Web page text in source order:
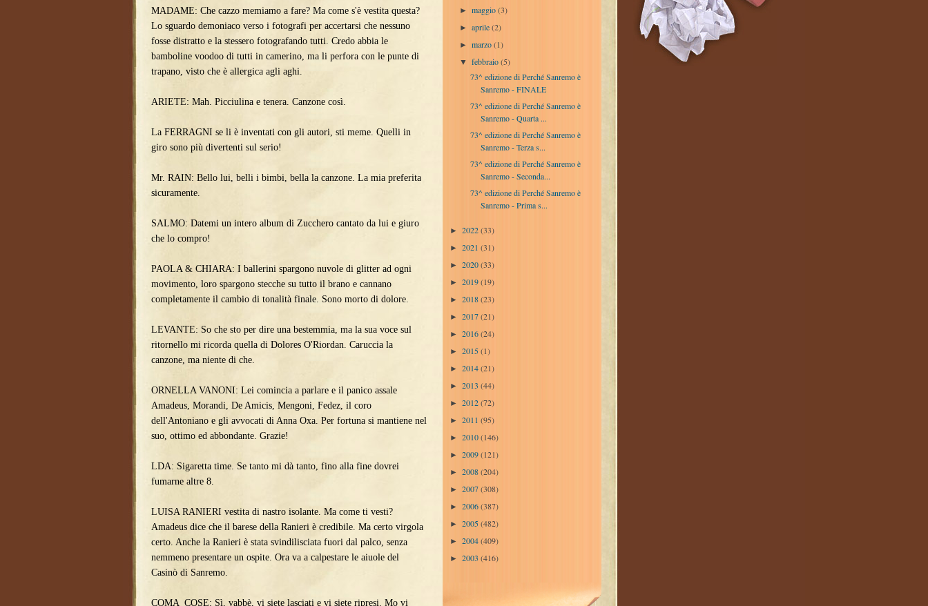
MADAME: Che cazzo memiamo a fare? Ma come s'è vestita questa?
Lo sguardo demoniaco verso i fotografi per accertarsi che nessuno
fosse distratto e la stessero fotografando tutti. Credo abbia le
bamboline voodoo di tutti in camerino, ma li perfora con le punte di
trapano, visto che è allergica agli aghi.
ARIETE: Mah. Picciulina e tenera. Canzone così.
La FERRAGNI se li è inventati con gli autori, sti meme. Quelli in
giro sono più divertenti sul serio!
Mr. RAIN: Bello lui, belli i bimbi, bella la canzone. La mia preferita
sicuramente.
SALMO: Datemi un intero album di Zucchero cantato da lui e giuro
che lo compro!
PAOLA & CHIARA: I ballerini spargono nuvole di glitter ad ogni
movimento, loro spargono stecche su tutto il brano e cannano
completamente il cambio di tonalità finale. Sono morto di dolore.
LEVANTE: So che sto per dire una bestemmia, ma la sua voce sul
ritornello mi ricorda quella di Dolores O'Riordan. Caruccia la
canzone, ma niente di che.
ORNELLA VANONI: Lei comincia a parlare e il panico assale
Amadeus, Morandi, De Amicis, Mengoni, Fedez, il coro
dell'Antoniano e gli avvocati di Anna Oxa. Per fortuna si mantiene nel
suo, ottimo ed abbondante. Grazie!
LDA: Sigaretta time. Se tanto mi dà tanto, fino alla fine dovrei
fumarne altre 8.
LUISA RANIERI vestita di nastro isolante. Ma come ti vesti?
Amadeus dice che il barese della Ranieri è credibile. Ma certo virgola
certo. Anche la Ranieri è stata svindilisciata fuori dal palco, senza
nemmeno presentare un ospite. Ora va a calpestare le aiuole del
Casinò di Sanremo.
COMA_COSE: Sì, vabbè, vi siete lasciati e vi siete ripresi. Mo vi
►maggio(3)
►aprile(2)
►marzo(1)
▼febbraio(5)
73^ edizione di Perché Sanremo è
Sanremo - FINALE
73^ edizione di Perché Sanremo è
Sanremo - Quarta ...
73^ edizione di Perché Sanremo è
Sanremo - Terza s...
73^ edizione di Perché Sanremo è
Sanremo - Seconda...
73^ edizione di Perché Sanremo è
Sanremo - Prima s...
► 2022(33)
► 2021 (31)
► 2020(33)
► 2019(19)
► 2018(23)
► 2017(21)
► 2016(24)
► 2015(1)
► 2014(21)
► 2013 (44)
► 2012(72)
► 2011 (95)
► 2010(146)
► 2009(121)
► 2008(204)
► 2007(308)
► 2006(387)
► 2005(482)
► 2004(409)
► 2003 (416)